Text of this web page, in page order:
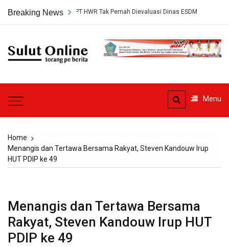
Breaking News
PT HWR Tak Pernah Dievaluasi Dinas ESDM Ahli Hukum
Sulut
Menu
Home
Menangis dan Tertawa Bersama Rakyat, Steven Kandouw Irup
HUT PDIP ke 49
Menangis dan Tertawa Bersama
Rakyat, Steven Kandouw Irup HUT
PDIP ke 49